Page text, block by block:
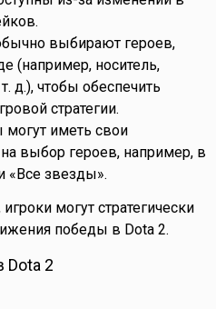
выбирают героев,
(например, носитель,
д.), чтобы обеспечить
стратегии.
иметь свои
выбор героев, например, в
«Все звезды».
могут стратегически
победы в Dota 2.
Dota 2